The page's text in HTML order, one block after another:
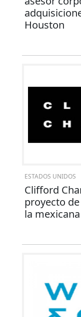
Houston
ESTADOS UNIDOS
Clifford
proyecto
la